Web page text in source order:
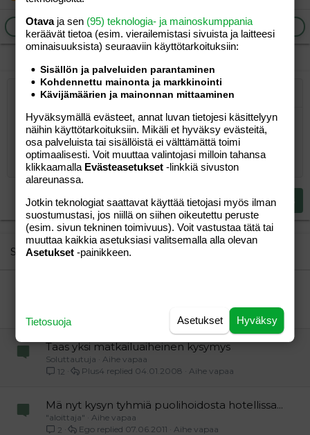
Ilmoita asiaton viesti
LihavoituKursivoitu
Laajennettuun editoriin…
Lista
Järjestetty lista
Järjestämätön lista
Suurenna sisennystä
Pienennä sisennystä
Laajennettuun editoriin…
Lisää hyperlinkki
Lisää kuva
HymiötLaajennettuun
Kumoa
Fontin koko
9
10
12
15
18
22
26
TekstiväriKirjasintyyli
Arial
Book Antiqua
Courier New
Tahoma
Times New Roman
Trebuchet MS
YliviivaaAlleviivattu
Rivinsisäinen koodi
Rivinsisäinen spoiler
Tasaus Tasaa vasemmalle
Keskitä
Tasaa oikealle
Paragraph format
Normal
Heading 1
Heading 2
Heading 3
LainausLisää video/media
Lisää taulukko
Insert horizontal line
SpoilerKoodi
Tee uudelleen
BBCode-näkymä
Poista muotoilu
LuonnoksetTallenna luonnos
Poista luonnos
Kirjoita vastaus...
Lähetä vastaus
Similar threads
Aihe vapaa
16.04.2012
Taas yksi matkailuaiheinen kysymys
Soluttautuja
Aihe vapaa
12
Aihe vapaa
04.01.2008
Plus4
Mä nyt kysyn tyhmiä puolihoidosta hotellissa...
"aloittaja"
Aihe vapaa
2
Aihe vapaa
07.06.2011
Ego
Otavaja sen (95) teknologia- ja mainoskumppania
keräävät tietoa (esim. vierailemis­tasi sivuista ja laitteesi
ominaisuuk­sista) seuraaviin käyttötarkoituksiin:
Sisällön ja palveluiden parantaminen
Kohdennettu mainonta ja markkinointi
Kävijämäärien ja mainonnan mittaaminen
Hyväksymällä evästeet, annat luvan tietojesi käsittelyyn
näihin käyttötarkoituksiin. Mikäli et hyväksy evästeitä,
osa palveluista tai sisällöistä ei välttämättä toimi
optimaalisesti. Voit muuttaa valintojasi milloin tahansa
klikkaamalla Evästeasetukset -linkkiä sivuston
alareunassa.
Jotkin teknologiat saattavat käyttää tietojasi myös ilman
suostumustasi, jos niillä on siihen oikeutettu peruste
(esim. sivun tekninen toimivuus). Voit vastustaa tätä tai
muuttaa kaikkia asetuksiasi valitsemalla alla olevan
Asetukset -painikkeen.
Hyväksy
Asetukset
Tietosuoja